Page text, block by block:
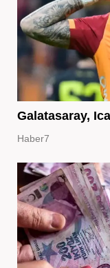
Galatasaray,
Haber7